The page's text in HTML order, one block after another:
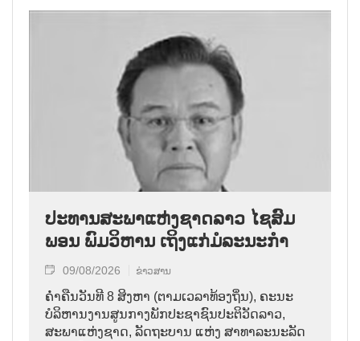
ປະທານສະພາແຫ່ງຊາດລາວ ໄຊສົມ
ພອນ ພົມວິຫານ ເຖິງແກ່ມໍລະນະກຳ
09/08/2026 ຂ່າວສານ
ຄ່ຳຄືນວັນທີ 8 ສິງຫາ (ຕາມເວລາທ້ອງຖິ່ນ), ຄະນະ
ບໍລິຫານງານສູນກາງພັກປະຊາຊົນປະຕິວັດລາວ,
ສະພາແຫ່ງຊາດ, ລັດຖະບານ ແຫ່ງ ສາທາລະນະລັດ